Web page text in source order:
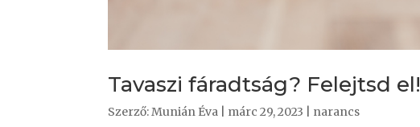
Tavaszi fáradtság? Felejtsd el!
Szerző:Munián Éva márc 29, 2023 narancs